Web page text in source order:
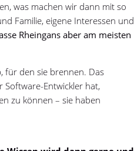
was machen wir dann mit so
Familie, eigene Interessen und
Rheingans aber am meisten
für den sie brennen. Das
Entwickler hat,
zu können – sie haben